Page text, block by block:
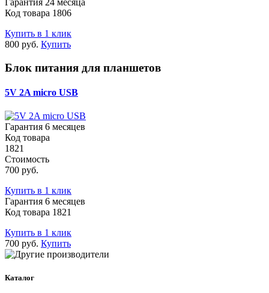
Гарантия 24 месяца
Код товара 1806
Купить в 1 клик
800 руб. Купить
Блок питания для планшетов
5V 2A micro USB
Гарантия 6 месяцев
Код товара
1821
Стоимость
700 руб.
Купить в 1 клик
Гарантия 6 месяцев
Код товара 1821
Купить в 1 клик
700 руб. Купить
Каталог